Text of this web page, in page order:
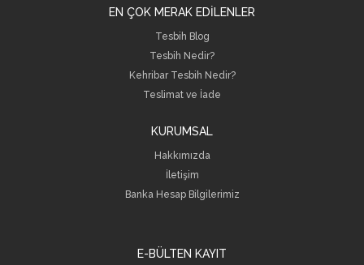
EN ÇOK MERAK EDİLENLER
Tesbih Blog
Tesbih Nedir?
Kehribar Tesbih Nedir?
Teslimat ve İade
KURUMSAL
Hakkımızda
İletişim
Banka Hesap Bilgilerimiz
E-BÜLTEN KAYIT